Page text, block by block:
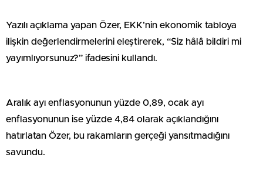
Yazılı açıklama yapan Özer, EKK’nin ekonomik tabloya
ilişkin değerlendirmelerini eleştirerek, “Siz hâlâ bildiri mi
yayımlıyorsunuz?” ifadesini kullandı.
Aralık ayı enflasyonunun yüzde 0,89, ocak ayı
enflasyonunun ise yüzde 4,84 olarak açıklandığını
hatırlatan Özer, bu rakamların gerçeği yansıtmadığını
savundu.